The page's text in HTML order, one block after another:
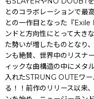
とのコラボレーションで最
との一作目となった『
ンドと方向性にとって大き
た勢いが増したものとなり
ンも絶賛、世界中のリスナ
ィックな曲構造の中にメタ
入れたSTRUNG OUTEワ
る！！前作のリリース以来